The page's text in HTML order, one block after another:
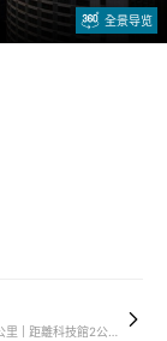
全景导览